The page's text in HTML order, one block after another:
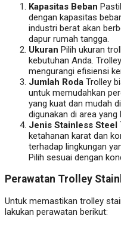
Kapasitas Beban
dengan kapasitas
industri berat akan
dapur rumah tangga.
Ukuran Pilih ukuran
kebutuhan Anda.
mengurangi efisiensi
Jumlah Roda Trolley
untuk memudahkan
yang kuat dan mudah
digunakan di area yang
Jenis Stainless Steel
ketahanan karat dan
terhadap lingkungan
Pilih sesuai dengan
Perawatan Trolley
Untuk memastikan trolley
lakukan perawatan berikut: